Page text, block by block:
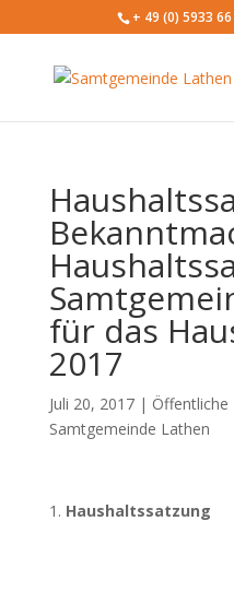
+ 49 (0) 5933 66
für das
2017
Juli 20, 2017 | Öffentliche
Samtgemeinde Lathen
Haushaltssatzung